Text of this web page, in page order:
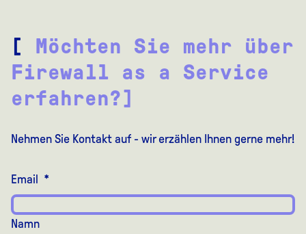
[
Möchten Sie mehr über
Firewall as a Service
erfahren?]
Nehmen Sie Kontakt auf - wir erzählen Ihnen gerne mehr!
Email *
Namn